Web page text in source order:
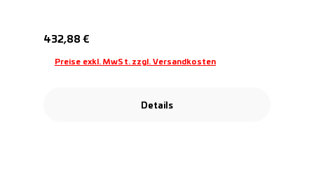
Regulärer Preis:
432,88 €
Preise exkl. MwSt. zzgl. Versandkosten
Details